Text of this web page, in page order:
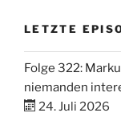
LETZTE
Folge 322:
niemanden
24. Juli 2026